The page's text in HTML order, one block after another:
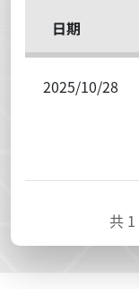
日期
2025/10/28
共 1